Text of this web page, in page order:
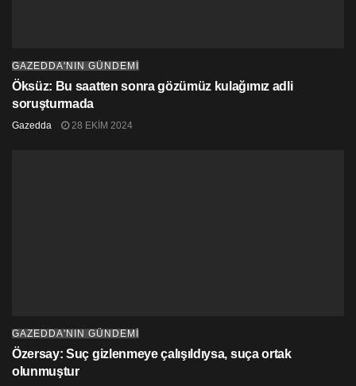
GAZEDDA'NIN GÜNDEMİ
Öksüz: Bu saatten sonra gözümüz kulağımız adli
soruşturmada
Gazedda 28 EKIM 2024
GAZEDDA'NIN GÜNDEMİ
Özersay: Suç gizlenmeye çalışıldıysa, suça ortak
olunmuştur